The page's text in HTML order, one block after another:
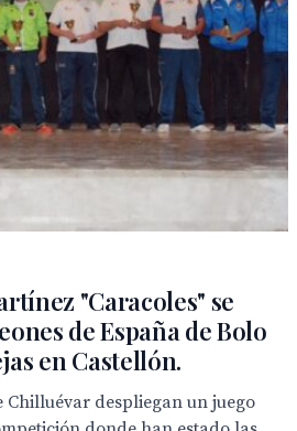
"Caracoles" se
de España de Bolo
en Castellón.
Chilluévar despliegan un juego